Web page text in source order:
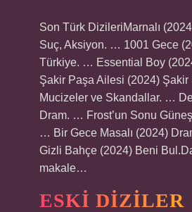
Son Türk DizileriMarnalı
Suç, Aksiyon. … 1001 Gece
Türkiye. … Essential Boy
Şakir Paşa Ailesi (2024) Şakir
Mucizeler ve Skandallar. …
Dram. … Frost’un Sonu
… Bir Gece Masalı (2024)
Gizli Bahçe (2024) Beni
makale…
ESKI DIZILER